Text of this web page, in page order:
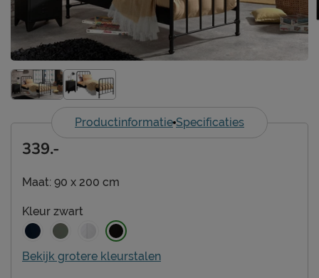
Productinformatie Specificaties
Maat: 90 x 200 cm
Kleur zwart
Bekijk grotere kleurstalen
339.-